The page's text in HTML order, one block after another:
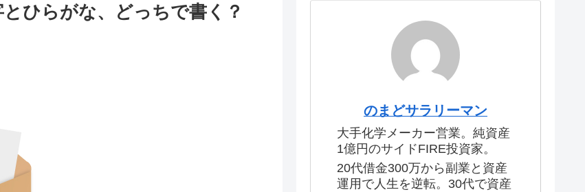
ひらがな、どっちで書く？
のまどサラリーマン
大手化学メーカー営業。純資産
1億円のサイドFIRE投資家。
20代借金300万から副業と資産
運用で人生を逆転。30代で資産